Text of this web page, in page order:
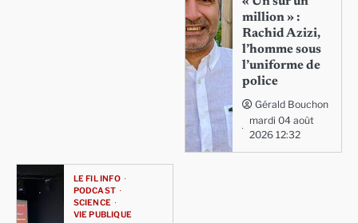
million » :
Rachid Azizi,
l’homme sous
l’uniforme de
police
Gérald Bouchon
mardi 04 août
2026 12:32
LE FIL INFO
PODCAST
SCIENCE
VIE PUBLIQUE